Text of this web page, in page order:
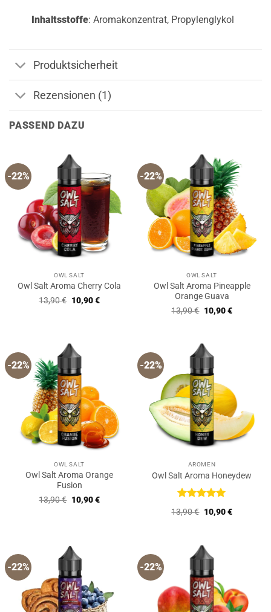
Inhaltsstoffe: Aromakonzentrat, Propylenglykol
Produktsicherheit
Rezensionen (1)
PASSEND DAZU
-22%
OWL SALT
Owl Salt Aroma Cherry Cola
13,90€ Ursprünglicher
Preis
10,90€Aktueller
-22%
OWL SALT
Owl Salt Aroma Pineapple
Orange Guava
13,90€ Ursprünglicher
Preis
10,90€Aktueller
-22%
OWL SALT
Owl Salt Aroma Orange
Fusion
13,90€ Ursprünglicher
Preis
10,90€Aktueller
-22%
AROMEN
Owl Salt Aroma Honeydew
Bewertet
mit 5 von
13,90€ Ursprünglicher
Preis
10,90€Aktueller
-22% -22%